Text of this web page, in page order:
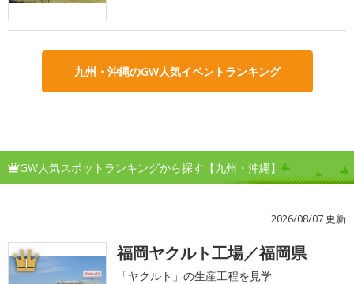
九州・沖縄のGW人気イベントランキング
GW人気スポットランキングから探す【九州・沖縄】
2026/08/07 更新
1 福岡ヤクルト工場／福岡県
「ヤクルト」の生産工程を見学